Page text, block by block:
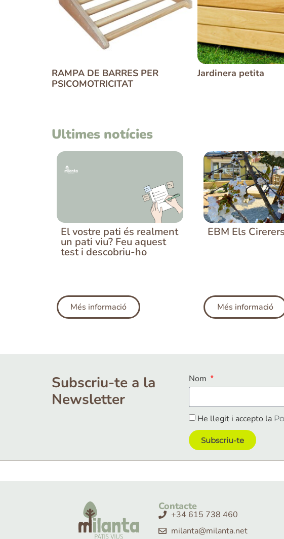
RAMPA DE BARRES PER
PSICOMOTRICITAT
Jardinera petita
Ultimes notícies
El vostre pati és realment
un pati viu? Feu aquest
test i descobriu-ho
Més informació
EBM Els Cirerers
Més informació
Subscriu-te a la
Newsletter
Nom
He llegit i accepto la
Subscriu-te
Contacte
+34 615 738 460
milanta@milanta.net